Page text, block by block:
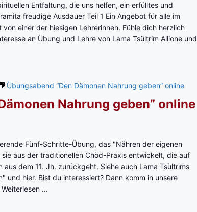
i
t
a
G
s
z
ü
g
k
e
i
t
Entfaltung, die uns helfen, ein erfülltes und
freudige Ausdauer Teil 1 Ein Angebot für alle im
einer der hiesigen Lehrerinnen. Fühle dich herzlich
an Übung und Lehre von Lama Tsültrim Allione und
Nahrung geben” online
Übungsabend “Den Dämonen Nahrung geben” online
Fünf-Schritte-Übung, das "Nähren der eigenen
sie aus der traditionellen Chöd-Praxis entwickelt, die auf
dem 11. Jh. zurückgeht. Siehe auch Lama Tsültrims
und hier. Bist du interessiert? Dann komm in unsere
Weiterlesen ...